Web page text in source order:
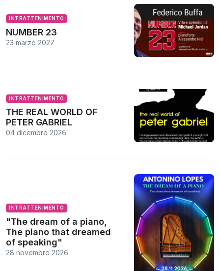
INTRATTENIMENTO
NUMBER 23
23 marzo 2027
INTRATTENIMENTO
THE REAL WORLD OF
PETER GABRIEL
04 dicembre 2026
INTRATTENIMENTO
"The dream of a piano,
The piano that dreamed
of speaking"
28 novembre 2026